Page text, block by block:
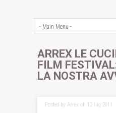
ARREX LE
FILM
LA NOSTRA
Posted by Arrex on 12 lug 2011